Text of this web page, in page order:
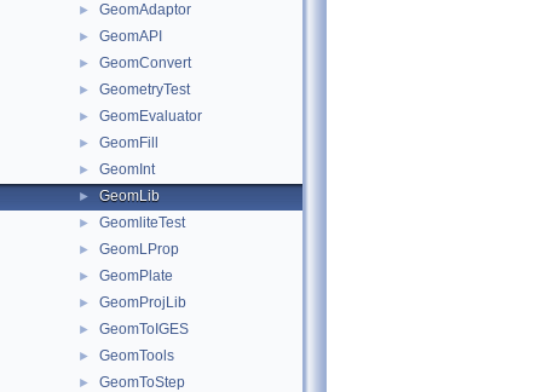
► GeomAdaptor
► GeomAPI
► GeomConvert
► GeometryTest
► GeomEvaluator
► GeomFill
► GeomInt
► GeomLib
► GeomliteTest
► GeomLProp
► GeomPlate
► GeomProjLib
► GeomToIGES
► GeomTools
► GeomToStep